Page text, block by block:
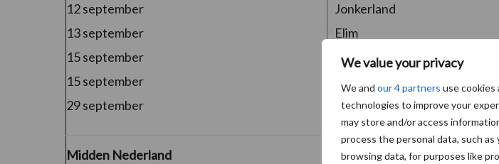
We value your privacy
We and our 4 partners use
technologies to improve your
may store and/or access
process the personal data, such as
browsing data, for purposes like
12 september
13 september
15 september
15 september
29 september
Jonkerland
Elim
De Wilgen
Biddinghuizen
Blankenham
Midden Nederland